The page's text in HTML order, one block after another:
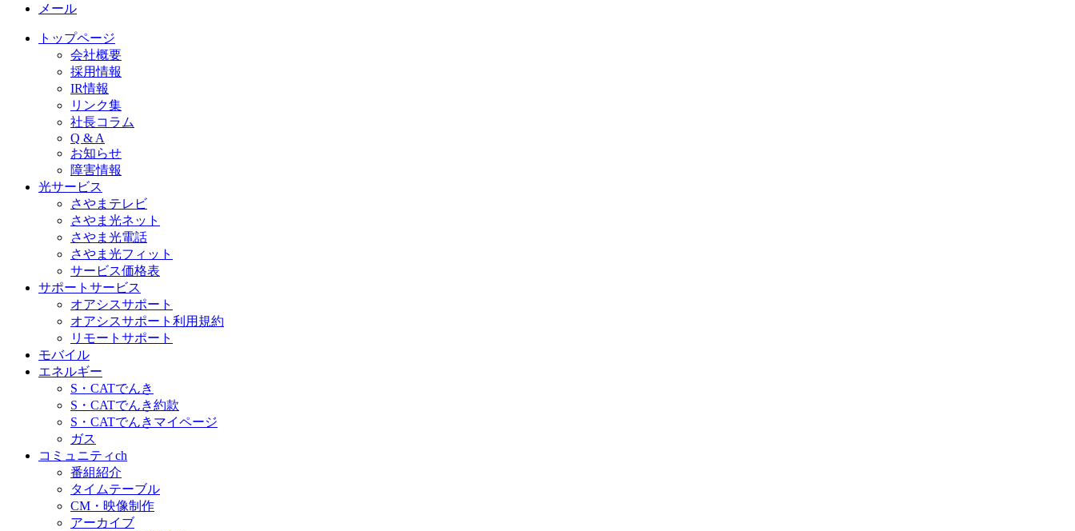
メール
トップページ
会社概要
採用情報
IR情報
リンク集
社長コラム
Q & A
お知らせ
障害情報
光サービス
さやまテレビ
さやま光ネット
さやま光電話
さやま光フィット
サービス価格表
サポートサービス
オアシスサポート
オアシスサポート利用規約
リモートサポート
モバイル
エネルギー
S・CATでんき
S・CATでんき約款
S・CATでんきマイページ
ガス
コミュニティch
番組紹介
タイムテーブル
CM・映像制作
アーカイブ